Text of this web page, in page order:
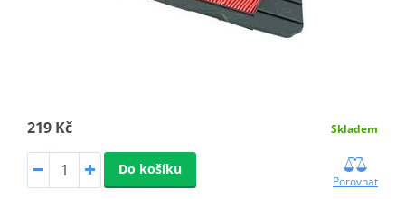
219 Kč Skladem
Do košíku
Porovnat